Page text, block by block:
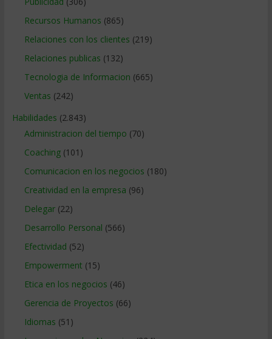
Recursos Humanos (865)
Relaciones con los clientes (219)
Relaciones publicas (132)
Tecnologia de Informacion (665)
Ventas (242)
Habilidades (2.843)
Administracion del tiempo (70)
Coaching(101)
Comunicacion en los negocios (180)
Creatividad en la empresa (96)
Delegar(22)
Desarrollo Personal (566)
Efectividad (52)
Empowerment (15)
Etica en los negocios (46)
Gerencia de Proyectos (66)
Idiomas (51)